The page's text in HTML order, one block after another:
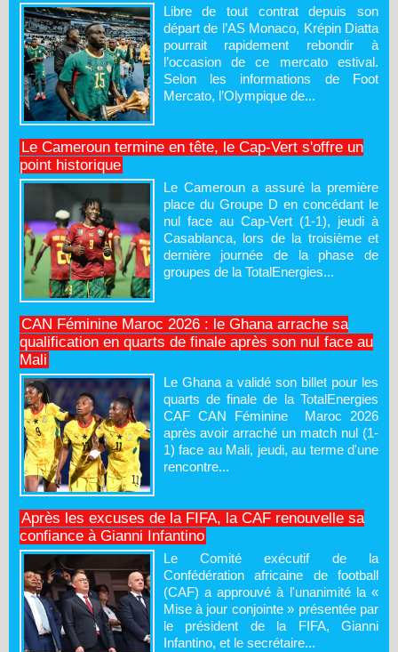
Libre de tout contrat depuis son
départ de l’AS Monaco, Krépin Diatta
pourrait rapidement rebondir à
l’occasion de ce mercato estival.
Selon les informations de Foot
Mercato, l’Olympique de...
Le Cameroun termine en tête, le Cap-Vert s'offre un
point historique
Le Cameroun a assuré la première
place du Groupe D en concédant le
nul face au Cap-Vert (1-1), jeudi à
Casablanca, lors de la troisième et
dernière journée de la phase de
groupes de la TotalEnergies...
CAN Féminine Maroc 2026 : le Ghana arrache sa
qualification en quarts de finale après son nul face au
Mali
Le Ghana a validé son billet pour les
quarts de finale de la TotalEnergies
CAF CAN Féminine Maroc 2026
après avoir arraché un match nul (1-
1) face au Mali, jeudi, au terme d'une
rencontre...
Après les excuses de la FIFA, la CAF renouvelle sa
confiance à Gianni Infantino
Le Comité exécutif de la
Confédération africaine de football
(CAF) a approuvé à l'unanimité la «
Mise à jour conjointe » présentée par
le président de la FIFA, Gianni
Infantino, et le secrétaire...